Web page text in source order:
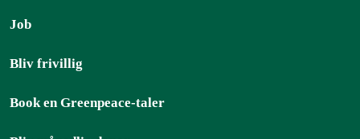
Job
Bliv frivillig
Book en Greenpeace-taler